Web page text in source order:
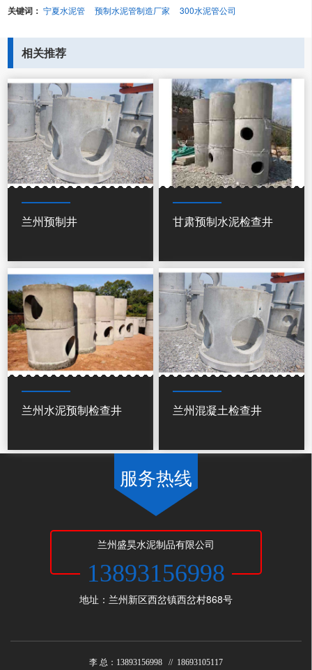
关键词：宁夏水泥管 预制水泥管制造厂家 300水泥管公司
相关推荐
兰州预制井 甘肃预制水泥检查井
兰州水泥预制检查井 兰州混凝土检查井
服务热线
兰州盛昊水泥制品有限公司
13893156998
地址：兰州新区西岔镇西岔村868号
李 总：13893156998 // 18693105117